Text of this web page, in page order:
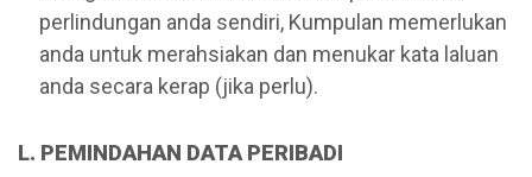
perlindungan anda sendiri, Kumpulan memerlukan
anda untuk merahsiakan dan menukar kata laluan
anda secara kerap (jika perlu).
L. PEMINDAHAN DATA PERIBADI